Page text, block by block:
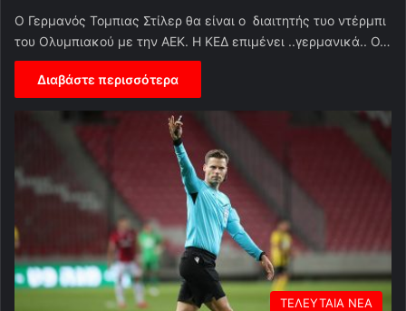
Ο Γερμανός Τομπιας Στίλερ θα είναι ο διαιτητής τυο ντέρμπι
του Ολυμπιακού με την ΑΕΚ. Η ΚΕΔ επιμένει ..γερμανικά.. Ο…
Διαβάστε περισσότερα
ΤΕΛΕΥΤΑΙΑ ΝΕΑ